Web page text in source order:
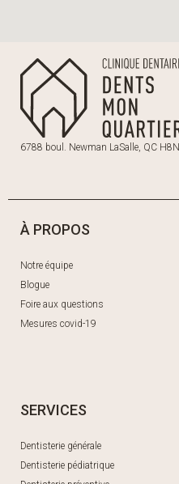
6788 boul. Newman LaSalle, QC
À PROPOS
Notre équipe
Blogue
Foire aux questions
Mesures covid-19
SERVICES
Dentisterie générale
Dentisterie pédiatrique